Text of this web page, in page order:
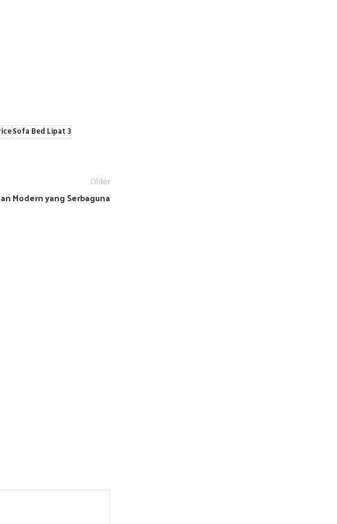
Sofa Bed Lipat 3
Older
Modern yang Serbaguna